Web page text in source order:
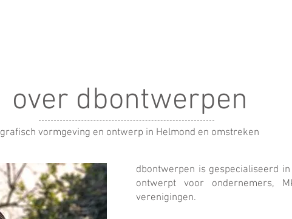
over dbontwerpen
grafisch vormgeving en ontwerp in Helmond en omstreken
​dbontwerpen is gespecialiseerd
ontwerpt voor ondernemers,
verenigingen.